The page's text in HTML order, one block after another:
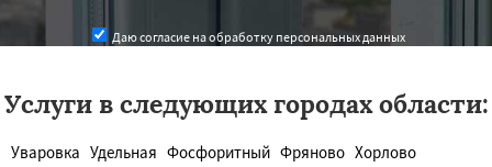
Даю согласие на обработку персональных данных
Услуги в следующих городах области:
Уваровка Удельная Фосфоритный Фряново Хорлово